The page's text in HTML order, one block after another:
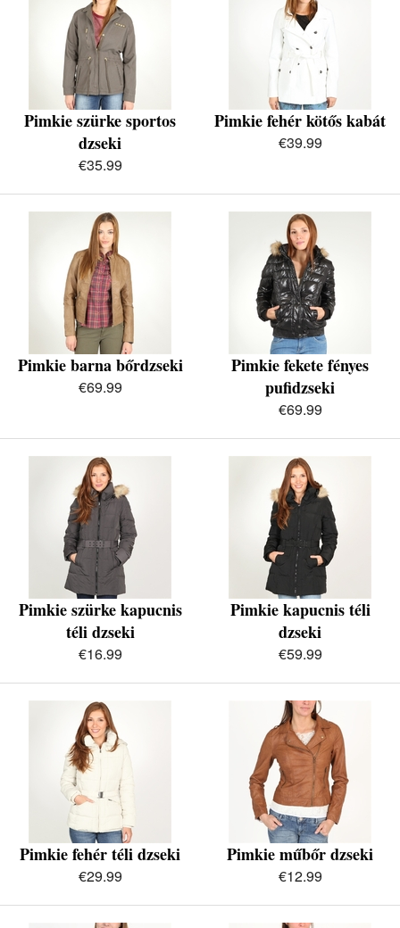
Pimkie szürke sportos
dzseki
€35.99
Pimkie fehér kötős kabát
€39.99
Pimkie barna bőrdzseki
€69.99
Pimkie fekete fényes
pufidzseki
€69.99
Pimkie szürke kapucnis
téli dzseki
€16.99
Pimkie kapucnis téli
dzseki
€59.99
Pimkie fehér téli dzseki
€29.99
Pimkie műbőr dzseki
€12.99